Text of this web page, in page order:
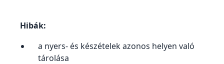
Hibák:
a nyers- és készételek azonos helyen való
tárolása